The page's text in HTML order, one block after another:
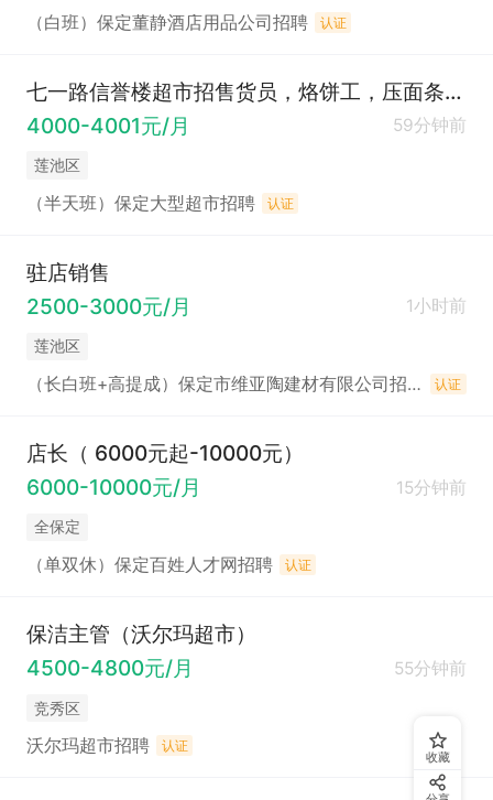
（白班）保定董静酒店用品公司招聘 认证
七一路信誉楼超市招售货员，烙饼工，压面条工、包子和馒头工、保洁（工资4000-4300元 ）
4000-4001元/月
59分钟前
莲池区
（半天班）保定大型超市招聘 认证
驻店销售
2500-3000元/月
1小时前
莲池区
（长白班+高提成）保定市维亚陶建材有限公司招聘 认证
店长（ 6000元起-10000元）
6000-10000元/月
15分钟前
全保定
（单双休）保定百姓人才网招聘 认证
保洁主管（沃尔玛超市）
4500-4800元/月
55分钟前
竞秀区
沃尔玛超市招聘 认证
收藏